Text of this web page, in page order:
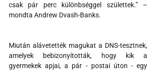
csak pár perc különbséggel születtek.” –
mondta Andrew Dvash-Banks.
Miután alávetették magukat a DNS-tesztnek,
amelyek bebizonyították, hogy kik a
gyermekek apjai, a pár - postai úton - egy